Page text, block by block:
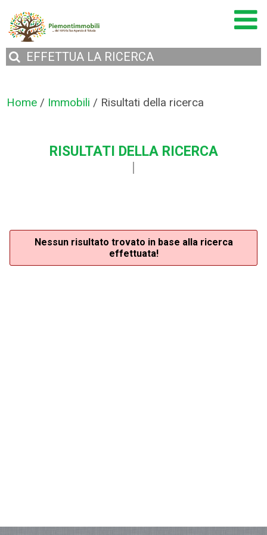
EFFETTUA LA RICERCA
Home / Immobili / Risultati della ricerca
RISULTATI DELLA RICERCA
Nessun risultato trovato in base alla ricerca
effettuata!